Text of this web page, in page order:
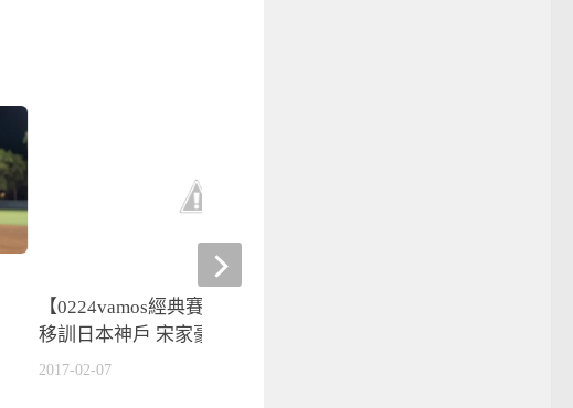
【0224vamos經典賽快報】中華隊
移訓日本神戶 宋家豪歸隊全員到齊
2017-02-07